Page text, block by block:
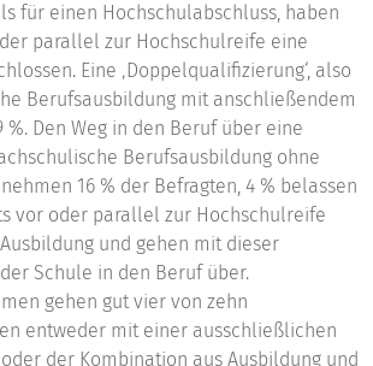
für einen Hochschulabschluss, haben
parallel zur Hochschulreife eine
Eine ‚Doppelqualifizierung‘, also
Berufsausbildung mit anschließendem
%. Den Weg in den Beruf über eine
Berufsausbildung ohne
16 % der Befragten, 4 % belassen
vor oder parallel zur Hochschulreife
und gehen mit dieser
Schule in den Beruf über.
gehen gut vier von zehn
entweder mit einer ausschließlichen
der Kombination aus Ausbildung und